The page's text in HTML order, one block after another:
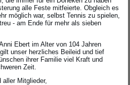
alle Feste mitfeierte. Obgleich es
möglich war, selbst Tennis zu spielen,
- am Ende für mehr als sieben
Ebert im Alter von 104 Jahren
unser herzliches Beileid und tief
ihrer Familie viel Kraft und
Zeit.
aller Mitglieder,